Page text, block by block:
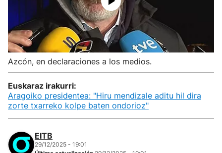
Azcón, en declaraciones a los medios.
Euskaraz irakurri:
Aragoiko presidentea: "Hiru mendizale aditu hil dira
zorte txarreko kolpe baten ondorioz"
EITB
29/12/2025 - 19:01